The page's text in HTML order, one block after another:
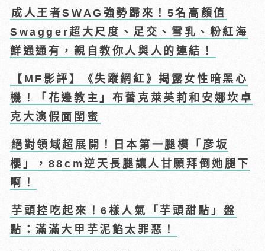
成人王者SWAG強勢歸來！5名高顏值
Swagger超大尺度、足交、雪乳、粉紅海
鮮通通有，親自教你人與人的連結！
【MF影評】《失蹤網紅》揭露女性暗黑心
機！「花邊教主」布蕾克萊芙莉和安娜坎卓
克大演假面閨蜜
絕對領域超展開！日本第一腿模「彦坂
櫻」，88cm逆天長腿讓人甘願拜倒她腿下
啊！
芋頭控吃起來！6樣人氣「芋頭甜點」盤
點：滿滿大甲芋泥餡太罪惡！